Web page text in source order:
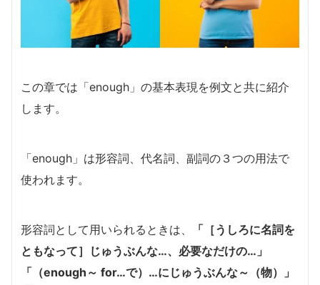
この章では「enough」の基本表現を例文と共に紹介
します。
「enough」は形容詞、代名詞、副詞の３つの用法で
使われます。
形容詞として用いられるときは、
「［うしろに名詞を
ともなって］じゅうぶんな…、必要なだけの…」
「（enough～ for…で）…にじゅうぶんな～（物）」